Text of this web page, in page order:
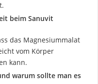
beim Sanuvit
das Magnesiummalat
vom Körper
kann.
warum sollte man es